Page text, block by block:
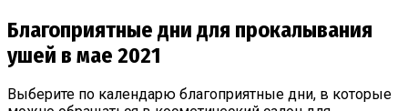
Благоприятные дни для прокалывания
ушей в мае 2021
Выберите по календарю благоприятные дни, в которые